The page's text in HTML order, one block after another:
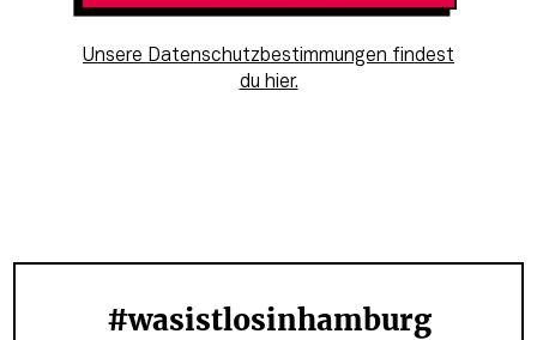
Unsere Datenschutzbestimmungen findest
du hier.
#wasistlosinhamburg